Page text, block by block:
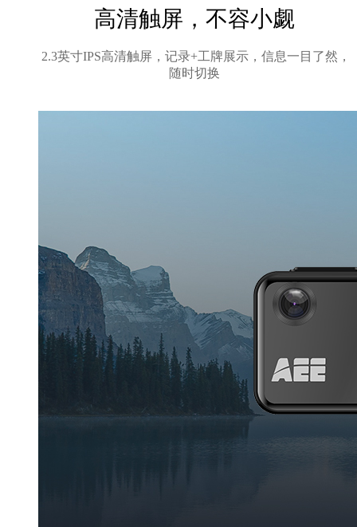
高清触屏，不容小觑
2.3英寸IPS高清触屏，记录+工牌展示，信息一目了然，
随时切换